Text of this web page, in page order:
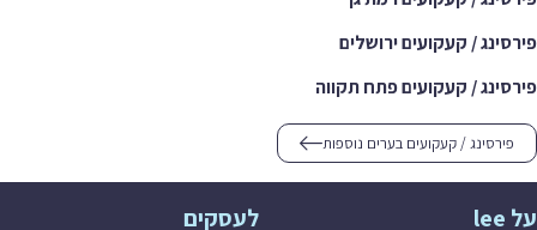
פירסינג / קעקועים ירושלים
פירסינג / קעקועים פתח תקווה
פירסינג / קעקועים בערים נוספות
על lee לעסקים